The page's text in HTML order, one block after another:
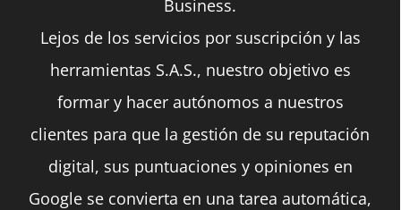
Business.
Lejos de los servicios por suscripción y las
herramientas S.A.S., nuestro objetivo es
formar y hacer autónomos a nuestros
clientes para que la gestión de su reputación
digital, sus puntuaciones y opiniones en
Google se convierta en una tarea automática,